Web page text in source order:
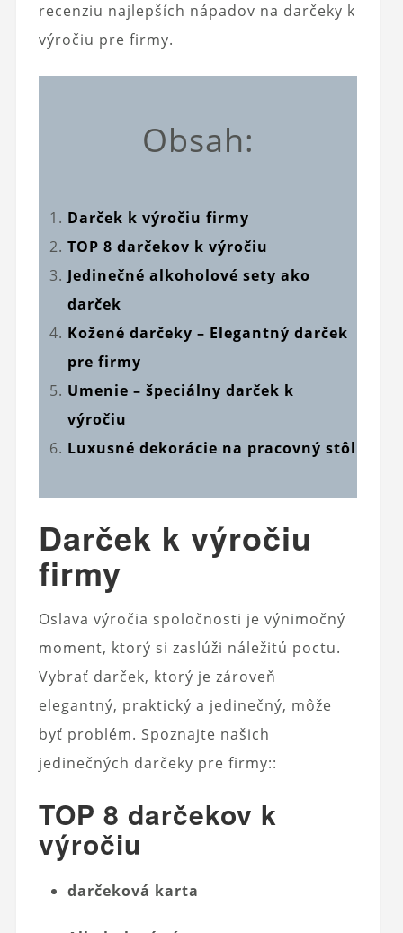
recenziu najlepších nápadov na darčeky k
výročiu pre firmy.
Obsah:
Darček k výročiu firmy
TOP 8 darčekov k výročiu
Jedinečné alkoholové sety ako
darček
Kožené darčeky – Elegantný darček
pre firmy
Umenie – špeciálny darček k
výročiu
Luxusné dekorácie na pracovný stôl
Darček k výročiu
firmy
Oslava výročia spoločnosti je výnimočný
moment, ktorý si zaslúži náležitú poctu.
Vybrať darček, ktorý je zároveň
elegantný, praktický a jedinečný, môže
byť problém. Spoznajte našich
jedinečných darčeky pre firmy::
TOP 8 darčekov k
výročiu
darčeková karta